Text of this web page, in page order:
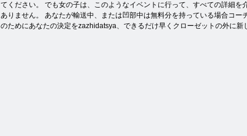
てください。 でも女の子は、このようなイベントに行って、すべての詳細
ありません。 あなたが輸送中、または凹部中は無料分を持っている場合コ
のためにあなたの決定をzazhidatsya、できるだけ早くクローゼットの外に新